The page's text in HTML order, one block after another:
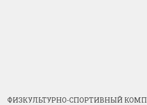
ФИЗКУЛЬТУРНО-СПОРТИВНЫЙ